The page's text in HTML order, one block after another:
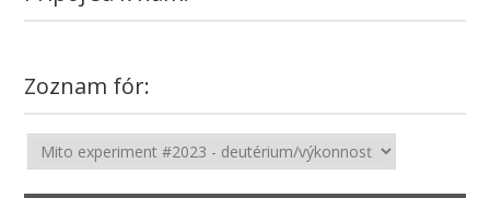
Zoznam fór: